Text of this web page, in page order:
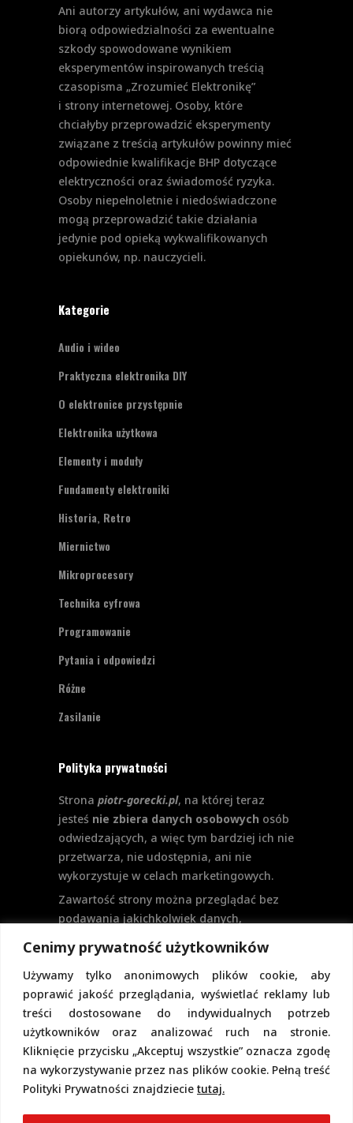
Cenimy prywatność użytkowników
Używamy tylko anonimowych plików cookie, aby
poprawić jakość przeglądania, wyświetlać reklamy lub
treści dostosowane do indywidualnych potrzeb
użytkowników oraz analizować ruch na stronie.
Kliknięcie przycisku „Akceptuj wszystkie” oznacza zgodę
na wykorzystywanie przez nas plików cookie. Pełną treść
Polityki Prywatności znajdziecie tutaj.
Ani autorzy artykułów, ani wydawca nie
biorą odpowiedzialności za ewentualne
szkody spowodowane wynikiem
eksperymentów inspirowanych treścią
czasopisma „Zrozumieć Elektronikę”
i strony internetowej. Osoby, które
chciałyby przeprowadzić eksperymenty
związane z treścią artykułów powinny mieć
odpowiednie kwalifikacje BHP dotyczące
elektryczności oraz świadomość ryzyka.
Osoby niepełnoletnie i niedoświadczone
mogą przeprowadzić takie działania
jedynie pod opieką wykwalifikowanych
opiekunów, np. nauczycieli.
Kategorie
Audio i wideo
Praktyczna elektronika DIY
O elektronice przystępnie
Elektronika użytkowa
Elementy i moduły
Fundamenty elektroniki
Historia, Retro
Miernictwo
Mikroprocesory
Technika cyfrowa
Programowanie
Pytania i odpowiedzi
Różne
Zasilanie
Polityka prywatności
Strona piotr-gorecki.pl, na której teraz
jesteś nie zbiera danych osobowych osób
odwiedzających, a więc tym bardziej ich nie
przetwarza, nie udostępnia, ani nie
wykorzystuje w celach marketingowych.
Zawartość strony można przeglądać bez
podawania jakichkolwiek danych,
logowanie. Aktualnie na stronie nie
przewiduje się formularzy kontaktowych
ani systemu komentarzy, co wiązałoby się
z udostępnianiem i przetwarzaniem
danych osobowych.
Pełną politykę prywatności znajdziecie
pod tym linkiem.
Polityka Cookies